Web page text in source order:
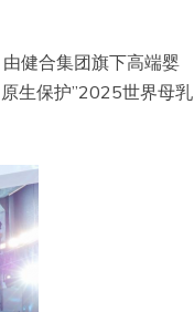
健合集团旗下高端婴
生保护”2025世界母乳